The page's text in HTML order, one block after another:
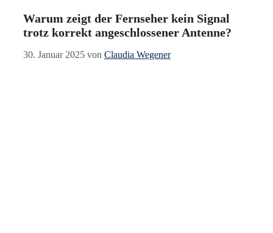
Warum zeigt der Fernseher kein Signal
trotz korrekt angeschlossener Antenne?
30. Januar 2025 von Claudia Wegener